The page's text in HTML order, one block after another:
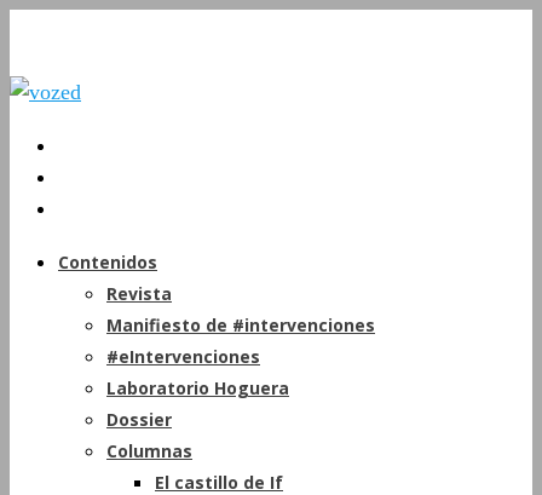
Contenidos
Revista
Manifiesto de #intervenciones
#eIntervenciones
Laboratorio Hoguera
Dossier
Columnas
El castillo de If